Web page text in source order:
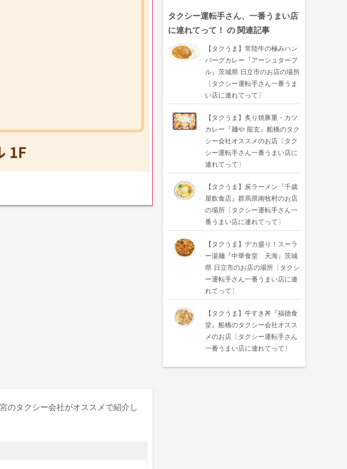
のタクシー会社がオススメで紹介し
タクシー運転手さん、一番うまい店
に連れてって！ の 関連記事
【タクうま】常陸牛の極みハン
バーグカレー『アーシュターブ
ル』茨城県 日立市のお店の場所
〔タクシー運転手さん一番うま
い店に連れてって〕
【タクうま】炙り焼豚重・カツ
カレー『麺や 龍玄』船橋のタク
シー会社オススメのお店〔タク
シー運転手さん一番うまい店に
連れてって〕
【タクうま】炭ラーメン『千歳
屋飲食店』群馬県南牧村のお店
の場所〔タクシー運転手さん一
番うまい店に連れてって〕
【タクうま】デカ盛り！スーラ
ー湯麺『中華食堂 天海』茨城
県 日立市のお店の場所〔タクシ
ー運転手さん一番うまい店に連
れてって〕
【タクうま】牛すき丼『福徳食
堂』船橋のタクシー会社オスス
メのお店〔タクシー運転手さん
一番うまい店に連れてって〕